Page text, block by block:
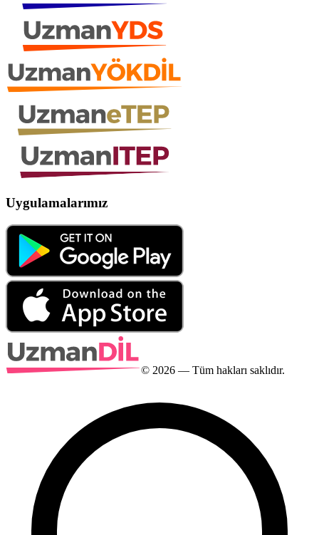
Uygulamalarımız
© 2026 — Tüm hakları saklıdır.